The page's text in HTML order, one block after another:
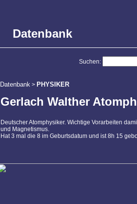
Datenbank
Suchen:
Datenbank > PHYSIKER
Gerlach Walther
Deutscher Atomphysiker. Wichtige Vorarbeiten
und Magnetismus.
Hat 3 mal die 8 im Geburtsdatum und ist 8h 15